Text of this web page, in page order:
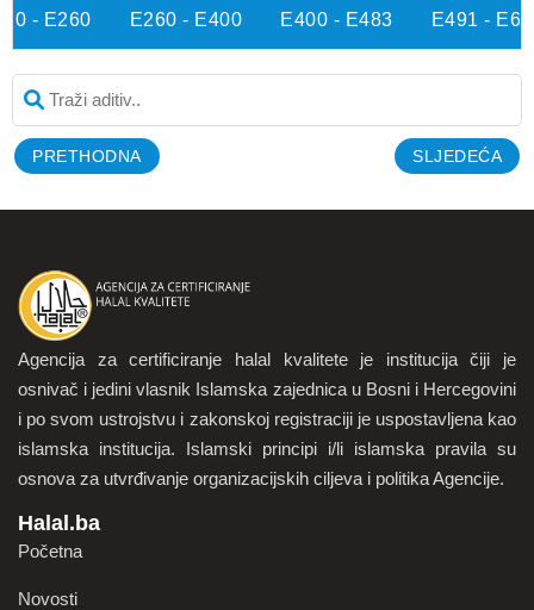
- E260 E260 - E400 E400 - E483 E491 -
PRETHODNA SLJEDEĆA
Agencija za certificiranje halal kvalitete je institucija čiji je
osnivač i jedini vlasnik Islamska zajednica u Bosni i Hercegovini
i po svom ustrojstvu i zakonskoj registraciji je uspostavljena kao
islamska institucija. Islamski principi i/li islamska pravila su
osnova za utvrđivanje organizacijskih ciljeva i politika Agencije.
Halal.ba
Početna
Novosti